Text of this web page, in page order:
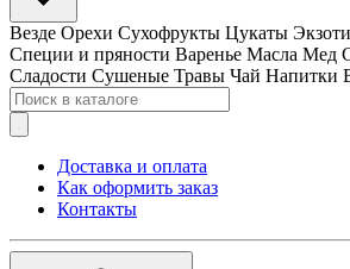
Везде Орехи Сухофрукты Цукаты
Специи и пряности Варенье Масла Мед
Сладости Сушеные Травы Чай Напитки
Доставка и оплата
Как оформить заказ
Контакты